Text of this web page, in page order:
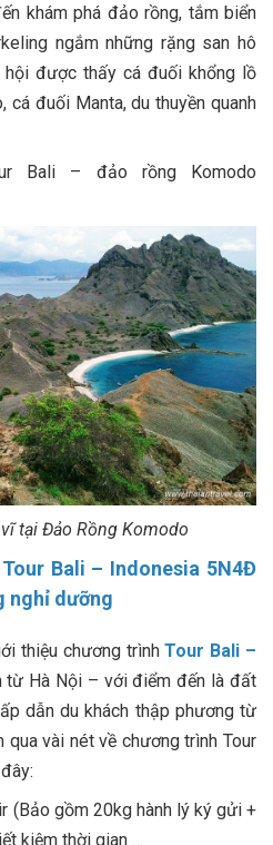
khám phá đảo rồng, tắm biển
ngắm những rặng san hô
được thấy cá đuối khổng lồ
cá đuối Manta, du thuyền quanh
Bali – đảo rồng Komodo
tại Đảo Rồng Komodo
Bali – Indonesia 5N4Đ
nghỉ dưỡng
thiệu chương trìnhTour Bali –
từ Hà Nội – với điểm đến là đất
dẫn du khách thập phương từ
vài nét về chương trình Tour
(Bảo gồm 20kg hành lý ký gửi +
kiệm thời gian …